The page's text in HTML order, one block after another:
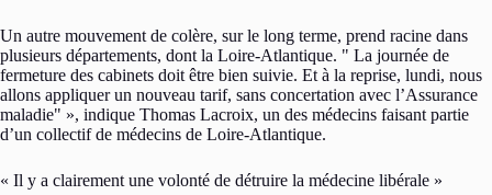
Un autre mouvement de colère, sur le long terme, prend racine dans
plusieurs départements, dont la Loire-Atlantique.
La journée de
fermeture des cabinets doit être bien suivie. Et à la reprise, lundi, nous
allons appliquer un nouveau tarif, sans concertation avec l’Assurance
maladie
», indique Thomas Lacroix, un des médecins faisant partie
d’un collectif de médecins de Loire-Atlantique.
« Il y a clairement une volonté de détruire la médecine libérale »